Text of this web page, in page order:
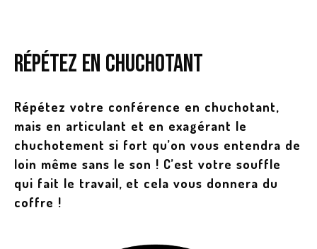
Répétez en chuchotant
Répétez votre conférence en chuchotant,
mais en articulant et en exagérant le
chuchotement si fort qu’on vous entendra de
loin même sans le son ! C’est votre souffle
qui fait le travail, et cela vous donnera du
coffre !